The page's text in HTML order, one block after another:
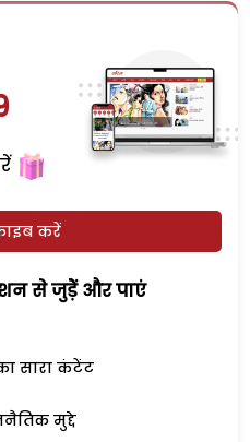
करें
से जुड़ेें और पाएं
सारा कंटेंट
मुद्दे